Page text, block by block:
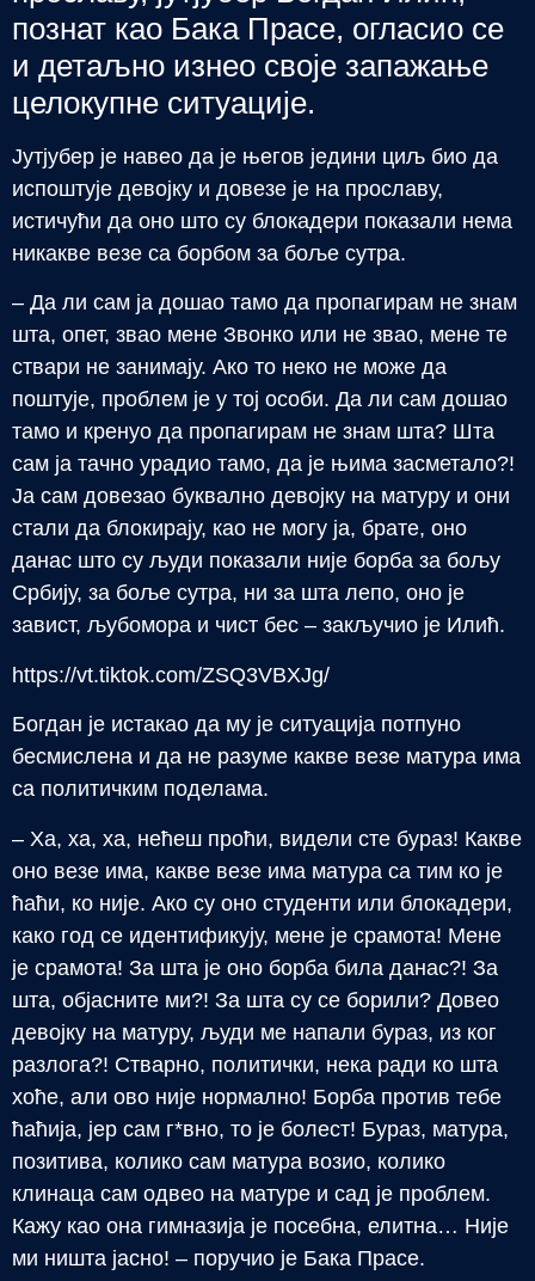
познат као Бака Прасе, огласио се
и детаљно изнео своје запажање
целокупне ситуације.
Јутјубер је навео да је његов једини циљ био да
испоштује девојку и довезе је на прославу,
истичући да оно што су блокадери показали нема
никакве везе са борбом за боље сутра.
– Да ли сам ја дошао тамо да пропагирам не знам
шта, опет, звао мене Звонко или не звао, мене те
ствари не занимају. Ако то неко не може да
поштује, проблем је у тој особи. Да ли сам дошао
тамо и кренуо да пропагирам не знам шта? Шта
сам ја тачно урадио тамо, да је њима засметало?!
Ја сам довезао буквално девојку на матуру и они
стали да блокирају, као не могу ја, брате, оно
данас што су људи показали није борба за бољу
Србију, за боље сутра, ни за шта лепо, оно је
завист, љубомора и чист бес – закључио је Илић.
https://vt.tiktok.com/ZSQ3VBXJg/
Богдан је истакао да му је ситуација потпуно
бесмислена и да не разуме какве везе матура има
са политичким поделама.
– Ха, ха, ха, нећеш проћи, видели сте бураз! Какве
оно везе има, какве везе има матура са тим ко је
ћаћи, ко није. Ако су оно студенти или блокадери,
како год се идентификују, мене је срамота! Мене
је срамота! За шта је оно борба била данас?! За
шта, објасните ми?! За шта су се борили? Довео
девојку на матуру, људи ме напали бураз, из ког
разлога?! Стварно, политички, нека ради ко шта
хоће, али ово није нормално! Борба против тебе
ћаћија, јер сам г*вно, то је болест! Бураз, матура,
позитива, колико сам матура возио, колико
клинаца сам одвео на матуре и сад је проблем.
Кажу као она гимназија је посебна, елитна… Није
ми ништа јасно! – поручио је Бака Прасе.